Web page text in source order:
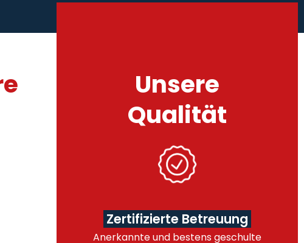
Unsere
Qualität
Zertifizierte Betreuung
Anerkannte und bestens geschulte